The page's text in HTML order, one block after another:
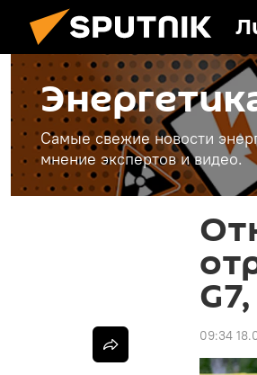
Самые свежие новости
мнение экспертов и видео.
09:34